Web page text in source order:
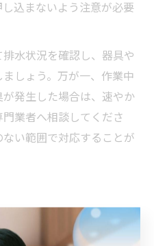
込まないよう注意が必要
水状況を確認し、器具や
しょう。万が一、作業中
発生した場合は、速やか
業者へ相談してくださ
い範囲で対応することが
テナンスのコツを